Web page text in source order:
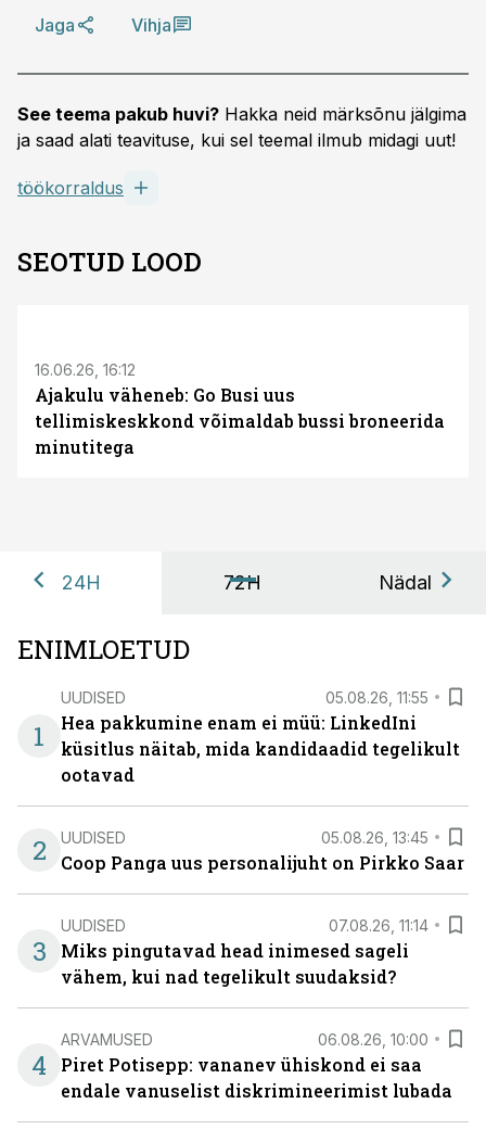
Jaga Vihja
See teema pakub huvi? Hakka neid märksõnu jälgima
ja saad alati teavituse, kui sel teemal ilmub midagi uut!
töökorraldus
SEOTUD LOOD
16.06.26, 16:12
Ajakulu väheneb: Go Busi uus
tellimiskeskkond võimaldab bussi broneerida
minutitega
24H 72H Nädal
ENIMLOETUD
1
UUDISED 05.08.26, 11:55
Hea pakkumine enam ei müü: LinkedIni
küsitlus näitab, mida kandidaadid tegelikult
ootavad
2 UUDISED 05.08.26, 13:45
Coop Panga uus personalijuht on Pirkko Saar
3
UUDISED 07.08.26, 11:14
Miks pingutavad head inimesed sageli
vähem, kui nad tegelikult suudaksid?
4
ARVAMUSED 06.08.26, 10:00
Piret Potisepp: vananev ühiskond ei saa
endale vanuselist diskrimineerimist lubada